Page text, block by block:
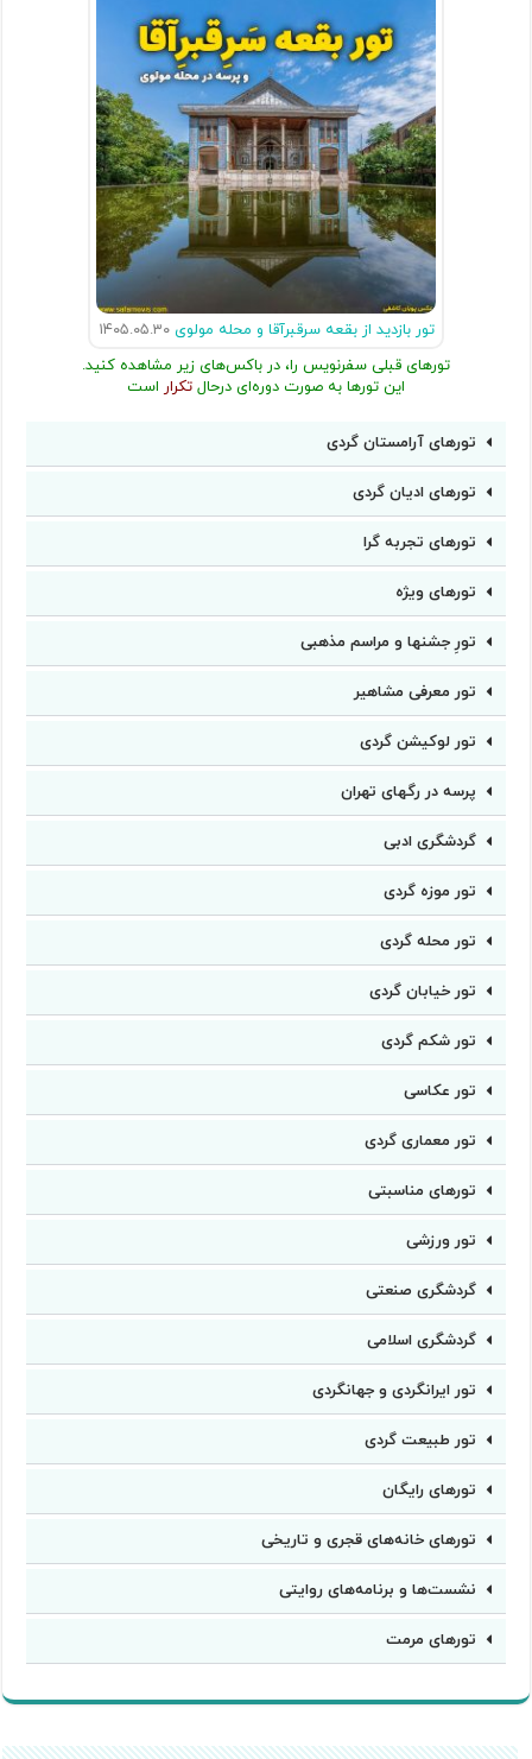
تور بازدید از بقعه سرقبرآقا و محله مولوی ۱۴۰۵.۰۵.۳۰
تورهای قبلی سفرنویس را، در باکس‌های زیر مشاهده کنید.
این تورها به صورت دوره‌ای درحال تکرار است
تورهای آرامستان گردی
تورهای ادیان گردی
تورهای تجربه گرا
تورهای ویژه
تورِ جشنها و مراسم مذهبی
تور معرفی مشاهیر
تور لوکیشن گردی
پرسه در رگهای تهران
گردشگری ادبی
تور موزه گردی
تور محله گردی
تور خیابان گردی
تور شکم گردی
تور عکاسی
تور معماری گردی
تورهای مناسبتی
تور ورزشی
گردشگری صنعتی
گردشگری اسلامی
تور ایرانگردی و جهانگردی
تور طبیعت گردی
تورهای رایگان
تورهای خانه‌های قجری و تاریخی
نشست‌ها و برنامه‌های روایتی
تورهای مرمت